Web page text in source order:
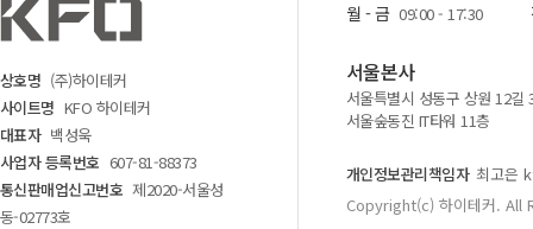
상호명 (주)하이테커
사이트명 KFO 하이테커
대표자 백성욱
사업자 등록번호 607-81-88373
통신판매업신고번호 제2020-서울성
동-02773호
월 - 금 09:00 - 17:30
서울본사
서울특별시 성동구 상원 12길
서울숲동진 IT타워 11층
개인정보관리책임자 최고은
Copyright(c) 하이테커.